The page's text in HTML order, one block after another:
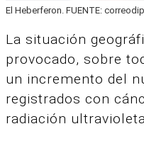
El Heberferon. FUENTE:
La situación
provocado, sobre
un incremento del
registrados con
radiación